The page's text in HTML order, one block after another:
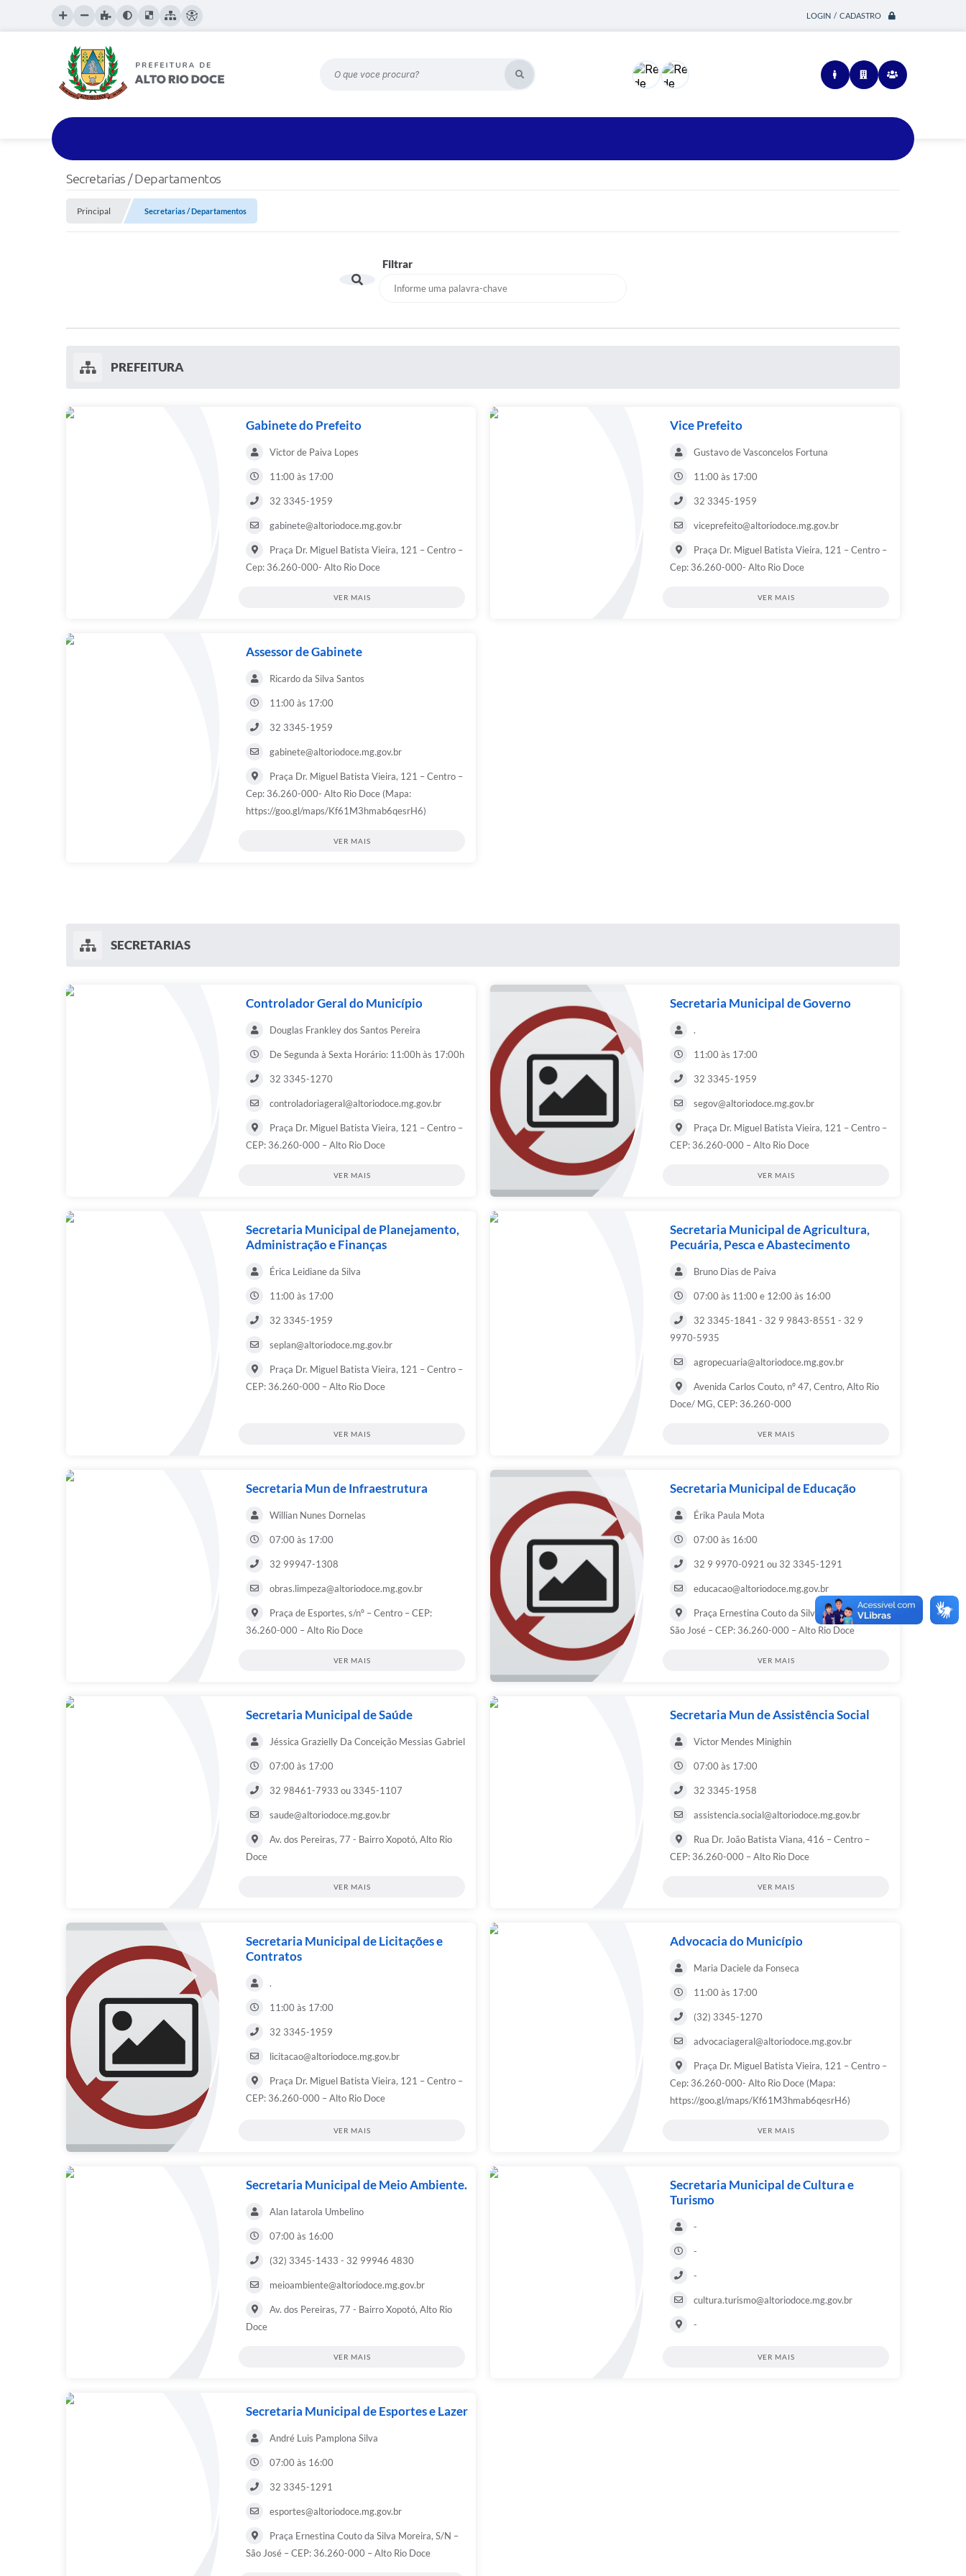
LOGIN / CADASTRO
O que voce procura?
Secretarias / Departamentos
Principal Secretarias / Departamentos
Filtrar
PREFEITURA
Gabinete do Prefeito
Victor de Paiva Lopes
11:00 às 17:00
32 3345-1959
gabinete@altoriodoce.mg.gov.br
Praça Dr. Miguel Batista Vieira, 121 – Centro –
Cep: 36.260-000- Alto Rio Doce
VER MAIS
Vice Prefeito
Gustavo de Vasconcelos Fortuna
11:00 às 17:00
32 3345-1959
viceprefeito@altoriodoce.mg.gov.br
Praça Dr. Miguel Batista Vieira, 121 – Centro –
Cep: 36.260-000- Alto Rio Doce
VER MAIS
Assessor de Gabinete
Ricardo da Silva Santos
11:00 às 17:00
32 3345-1959
gabinete@altoriodoce.mg.gov.br
Praça Dr. Miguel Batista Vieira, 121 – Centro –
Cep: 36.260-000- Alto Rio Doce (Mapa:
https://goo.gl/maps/Kf61M3hmab6qesrH6)
VER MAIS
SECRETARIAS
Controlador Geral do Município
Douglas Frankley dos Santos Pereira
De Segunda à Sexta Horário: 11:00h às 17:00h
32 3345-1270
controladoriageral@altoriodoce.mg.gov.br
Praça Dr. Miguel Batista Vieira, 121 – Centro –
CEP: 36.260-000 – Alto Rio Doce
VER MAIS
Secretaria Municipal de Governo
.
11:00 às 17:00
32 3345-1959
segov@altoriodoce.mg.gov.br
Praça Dr. Miguel Batista Vieira, 121 – Centro –
CEP: 36.260-000 – Alto Rio Doce
VER MAIS
Secretaria Municipal de Planejamento,
Administração e Finanças
Érica Leidiane da Silva
11:00 às 17:00
32 3345-1959
seplan@altoriodoce.mg.gov.br
Praça Dr. Miguel Batista Vieira, 121 – Centro –
CEP: 36.260-000 – Alto Rio Doce
VER MAIS
Secretaria Municipal de Agricultura,
Pecuária, Pesca e Abastecimento
Bruno Dias de Paiva
07:00 às 11:00 e 12:00 às 16:00
32 3345-1841 - 32 9 9843-8551 - 32 9
9970-5935
agropecuaria@altoriodoce.mg.gov.br
Avenida Carlos Couto, nº 47, Centro, Alto Rio
Doce/ MG, CEP: 36.260-000
VER MAIS
Secretaria Mun de Infraestrutura
Willian Nunes Dornelas
07:00 às 17:00
32 99947-1308
obras.limpeza@altoriodoce.mg.gov.br
Praça de Esportes, s/nº – Centro – CEP:
36.260-000 – Alto Rio Doce
VER MAIS
Secretaria Municipal de Educação
Érika Paula Mota
07:00 às 16:00
32 9 9970-0921 ou 32 3345-1291
educacao@altoriodoce.mg.gov.br
Praça Ernestina Couto da Silva Moreira, S/N –
São José – CEP: 36.260-000 – Alto Rio Doce
VER MAIS
Secretaria Municipal de Saúde
Jéssica Grazielly Da Conceição Messias Gabriel
07:00 às 17:00
32 98461-7933 ou 3345-1107
saude@altoriodoce.mg.gov.br
Av. dos Pereiras, 77 - Bairro Xopotó, Alto Rio
Doce
VER MAIS
Secretaria Mun de Assistência Social
Victor Mendes Minighin
07:00 às 17:00
32 3345-1958
assistencia.social@altoriodoce.mg.gov.br
Rua Dr. João Batista Viana, 416 – Centro –
CEP: 36.260-000 – Alto Rio Doce
VER MAIS
Secretaria Municipal de Licitações e
Contratos
.
11:00 às 17:00
32 3345-1959
licitacao@altoriodoce.mg.gov.br
Praça Dr. Miguel Batista Vieira, 121 – Centro –
CEP: 36.260-000 – Alto Rio Doce
VER MAIS
Advocacia do Município
Maria Daciele da Fonseca
11:00 às 17:00
(32) 3345-1270
advocaciageral@altoriodoce.mg.gov.br
Praça Dr. Miguel Batista Vieira, 121 – Centro –
Cep: 36.260-000- Alto Rio Doce (Mapa:
https://goo.gl/maps/Kf61M3hmab6qesrH6)
VER MAIS
Secretaria Municipal de Meio Ambiente.
Alan Iatarola Umbelino
07:00 às 16:00
(32) 3345-1433 - 32 99946 4830
meioambiente@altoriodoce.mg.gov.br
Av. dos Pereiras, 77 - Bairro Xopotó, Alto Rio
Doce
VER MAIS
Secretaria Municipal de Cultura e
Turismo
-
-
-
cultura.turismo@altoriodoce.mg.gov.br
-
VER MAIS
Secretaria Municipal de Esportes e Lazer
André Luis Pamplona Silva
07:00 às 16:00
32 3345-1291
esportes@altoriodoce.mg.gov.br
Praça Ernestina Couto da Silva Moreira, S/N –
São José – CEP: 36.260-000 – Alto Rio Doce